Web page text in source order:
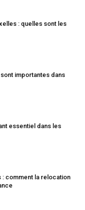
: quelles sont les
importantes dans
essentiel dans les
comment la relocation